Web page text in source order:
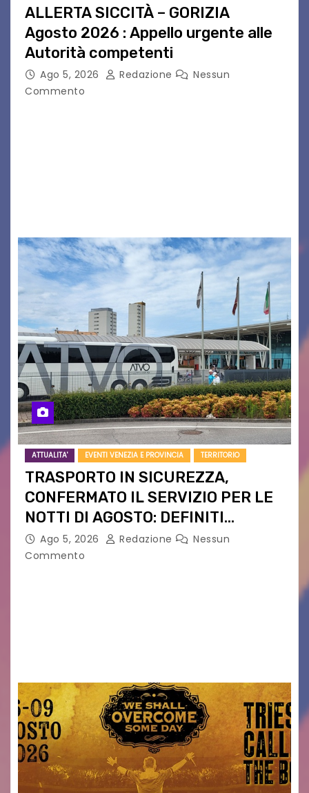
ALLERTA SICCITÀ – GORIZIA
Agosto 2026 : Appello urgente alle
Autorità competenti
Ago 5, 2026 Redazione
Nessun
Commento
ATTUALITA' EVENTI VENEZIA E PROVINCIA TERRITORIO
TRASPORTO IN SICUREZZA,
CONFERMATO IL SERVIZIO PER LE
NOTTI DI AGOSTO: DEFINITI
PERCORSI, FERMATE E ORARIO
Ago 5, 2026 Redazione
Nessun
Commento